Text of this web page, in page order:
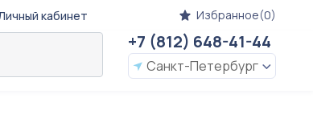
кабинет Избранное(0)
+7 (812) 648-41-44
Санкт-Петербург